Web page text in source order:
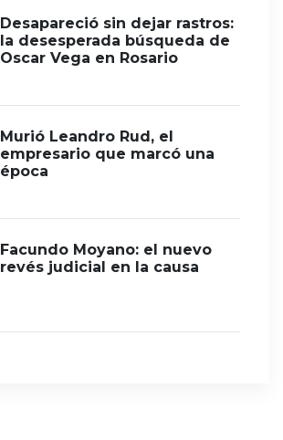
Desapareció sin dejar rastros:
la desesperada búsqueda de
Oscar Vega en Rosario
Murió Leandro Rud, el
empresario que marcó una
época
Facundo Moyano: el nuevo
revés judicial en la causa